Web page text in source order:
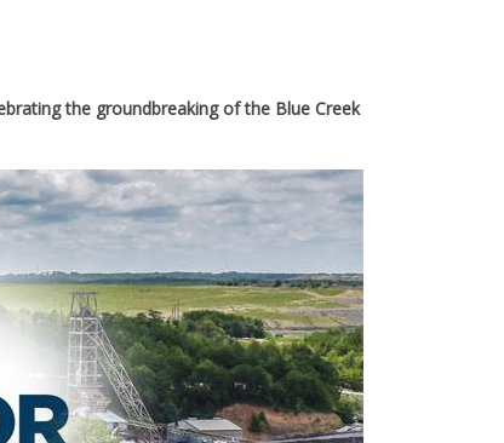
the groundbreaking of the Blue Creek